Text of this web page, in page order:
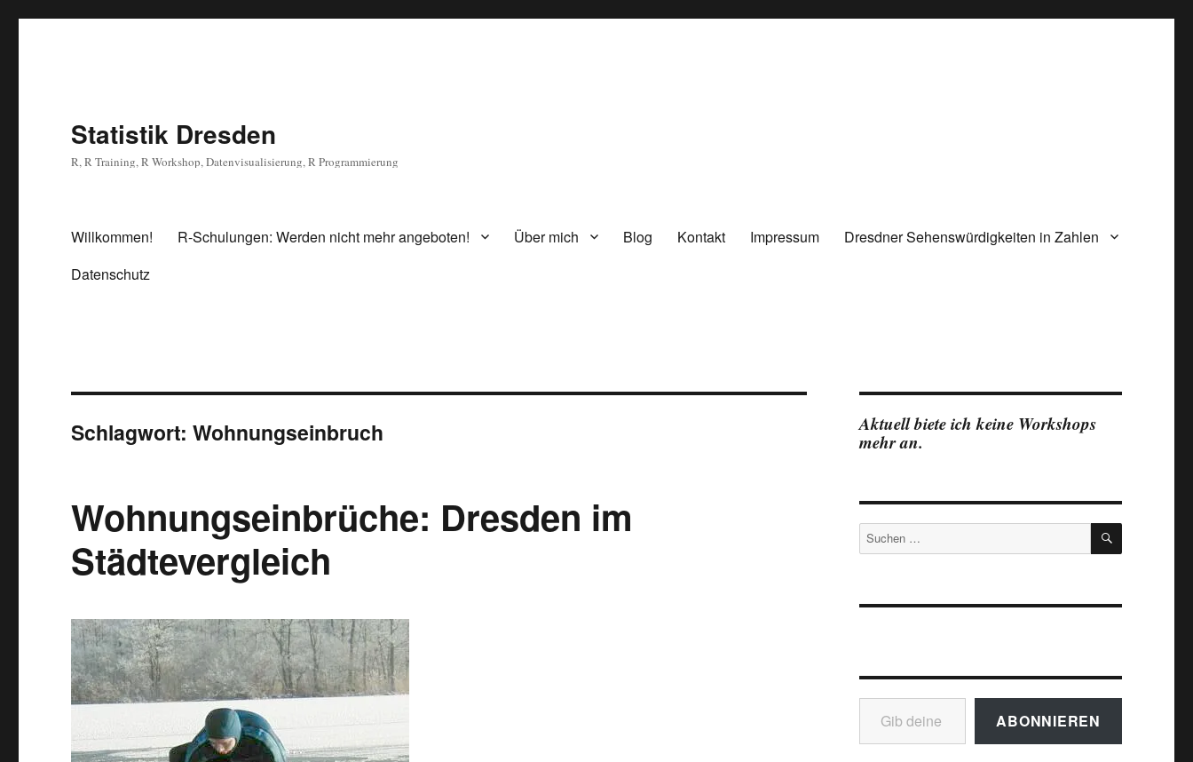
Statistik Dresden
R, R Training, R Workshop, Datenvisualisierung, R Programmierung
Willkommen! R-Schulungen: Werden nicht mehr angeboten! Über mich Blog Kontakt Impressum
Dresdner Sehenswürdigkeiten in Zahlen
Datenschutz
Schlagwort:Wohnungseinbruch
Wohnungseinbrüche: Dresden im
Städtevergleich
Aktuell biete ich keine Workshops
mehr an.
Suchen
nach:
SUCHEN
Gib deine E-Mail-Adresse ein ...
ABONNIEREN